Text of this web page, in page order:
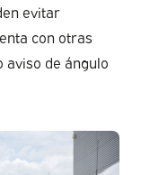
evitar
con otras
de ángulo